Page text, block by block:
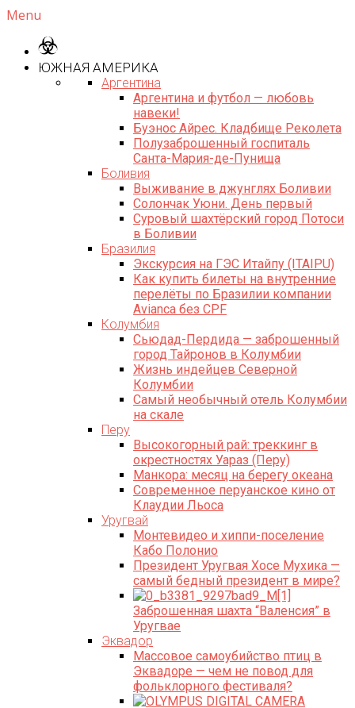
Menu
ЮЖНАЯ АМЕРИКА
Аргентина
Аргентина и футбол — любовь
навеки!
Буэнос Айрес. Кладбище Реколета
Полузаброшенный госпиталь
Санта-Мария-де-Пунища
Боливия
Выживание в джунглях Боливии
Солончак Уюни. День первый
Суровый шахтёрский город Потоси
в Боливии
Бразилия
Экскурсия на ГЭС Итайпу (ITAIPU)
Как купить билеты на внутренние
перелёты по Бразилии компании
Avianca без CPF
Колумбия
Сьюдад-Пердида — заброшенный
город Тайронов в Колумбии
Жизнь индейцев Северной
Колумбии
Самый необычный отель Колумбии
на скале
Перу
Высокогорный рай: треккинг в
окрестностях Уараз (Перу)
Манкора: месяц на берегу океана
Современное перуанское кино от
Клаудии Льоса
Уругвай
Монтевидео и хиппи-поселение
Кабо Полонио
Президент Уругвая Хосе Мухика —
самый бедный президент в мире?
Заброшенная шахта “Валенсия” в
Уругваe
Эквадор
Массовое самоубийство птиц в
Эквадоре — чем не повод для
фольклорного фестиваля?